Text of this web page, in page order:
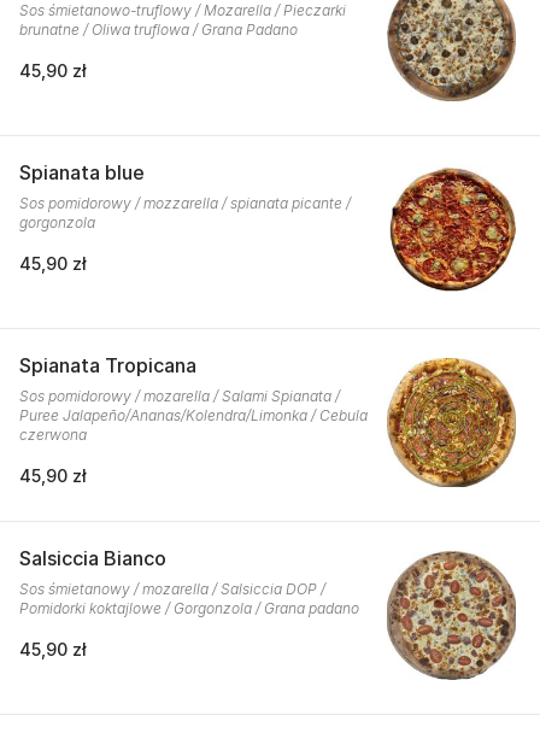
Sos śmietanowo-truflowy / Mozarella / Pieczarki
brunatne / Oliwa truflowa / Grana Padano
45,90 zł
Spianata blue
Sos pomidorowy / mozzarella / spianata picante /
gorgonzola
45,90 zł
Spianata Tropicana
Sos pomidorowy / mozarella / Salami Spianata /
Puree Jalapeño/Ananas/Kolendra/Limonka / Cebula
czerwona
45,90 zł
Salsiccia Bianco
Sos śmietanowy / mozarella / Salsiccia DOP /
Pomidorki koktajlowe / Gorgonzola / Grana padano
45,90 zł